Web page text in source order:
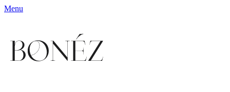
Menu